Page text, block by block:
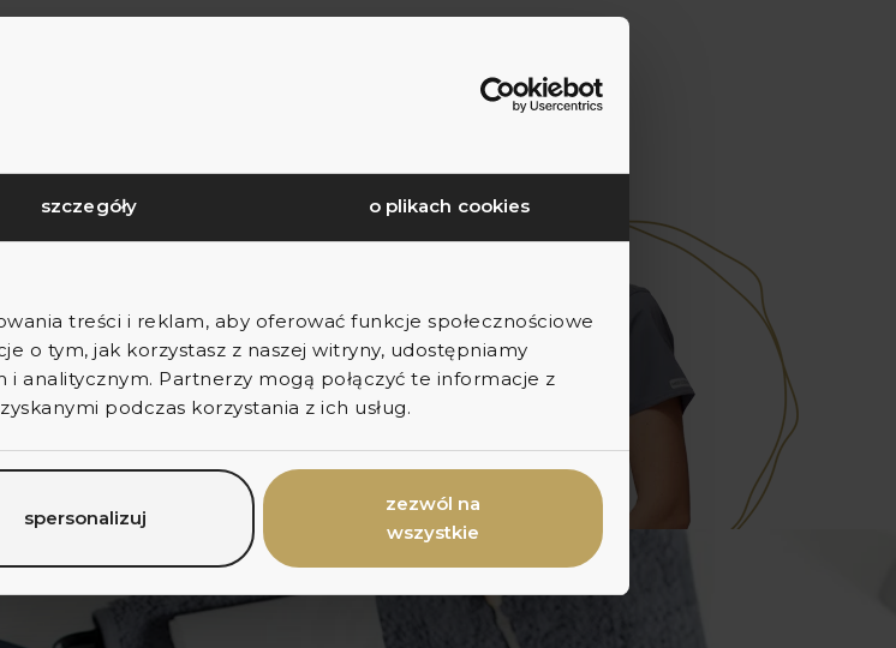
szczegóły o plikach cookies
treści i reklam, aby oferować funkcje społecznościowe
o tym, jak korzystasz z naszej witryny, udostępniamy
analitycznym. Partnerzy mogą połączyć te informacje z
podczas korzystania z ich usług.
spersonalizuj
zezwól na
wszystkie
Clinic!
sprzętem
RTG,
co pozwala